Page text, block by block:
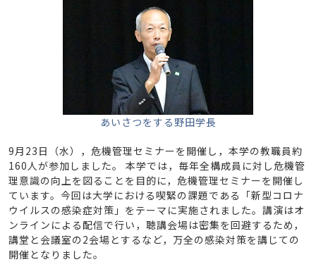
あいさつをする野田学長
9月23日（水），危機管理セミナーを開催し，本学の教職員約
160人が参加しました。 本学では，毎年全構成員に対し危機管
理意識の向上を図ることを目的に，危機管理セミナーを開催し
ています。今回は大学における喫緊の課題である「新型コロナ
ウイルスの感染症対策」をテーマに実施されました。講演はオ
ンラインによる配信で行い，聴講会場は密集を回避するため，
講堂と会議室の2会場とするなど，万全の感染対策を講じての
開催となりました。